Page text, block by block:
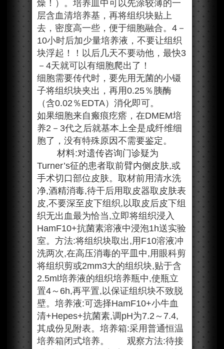
燥！）。培养皿中可以先涂较薄的一
层含血清培养基，再将组织块贴上
去，密度高一些，便于细胞融合。4－
10小时后加少量培养液，不要让组织
块浮起！！以后几天不要动他，最快3
－4天就可以有细胞爬出了！
细胞需要传代时，要先用无菌的小镊
子将组织块夹出，再用0.25％胰酶
（含0.02％EDTA）消化即可。
如果细胞来自瘢痕疙瘩，在DMEM培
养2－3代之后就基本上全是成纤维细
胞了，没有特殊原因不需要鉴定。
材料:对遗传咨询门诊疑为
Turner’s征的患者取前臂内侧皮肤,或
手术切口部位皮肤。取材前用清水洗
净,酒精消毒,待干后用取皮器取皮肤表
皮,不要深至皮下组织,以取皮后皮下组
织无出血最为恰当,立即将组织浸入
HamF10+抗菌素溶液中浸泡1h送实验
室。方法:将组织块取出,用F10溶液冲
洗两次,在高压消毒的平皿中,用眼科剪
将组织剪或2mm3大的组织块,贴于含
2.5ml培养液的组织培养瓶中,使瓶立
置4～6h,再平置,以保证组织块不致脱
壁。培养液:可选择HamF10+小牛血
清+Hepes+抗菌素,调pH为7.2～7.4,
其成份见附表。培养箱:采用普通恒温
培养箱闭式培养。 观察方法:待接